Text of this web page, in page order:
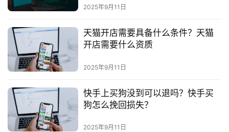
2025年9月11日
天猫开店需要具备什么条件？天猫
开店需要什么资质
2025年9月11日
快手上买狗没到可以退吗？快手买
狗怎么挽回损失？
2025年9月11日